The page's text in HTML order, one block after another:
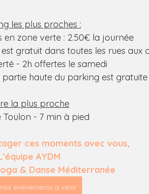
les plus proches :
en zone verte : 2.50€ la journée
gratuit dans toutes les rues aux
- 2h offertes le samedi
partie haute du parking est gratuite
la plus proche
Toulon - 7 min à pied
ces moments avec vous,
AYDM
& Danse Méditerranée
évènements à venir